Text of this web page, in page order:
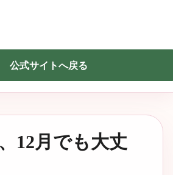
公式サイトへ戻る
12月でも大丈